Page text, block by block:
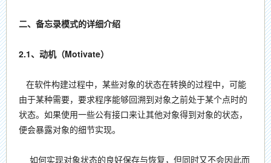
二、备忘录模式的详细介绍
2.1、动机（Motivate）
在软件构建过程中，某些对象的状态在转换的过程中，可能
由于某种需要，要求程序能够回溯到对象之前处于某个点时的
状态。如果使用一些公有接口来让其他对象得到对象的状态，
便会暴露对象的细节实现。
如何实现对象状态的良好保存与恢复，但同时又不会因此而